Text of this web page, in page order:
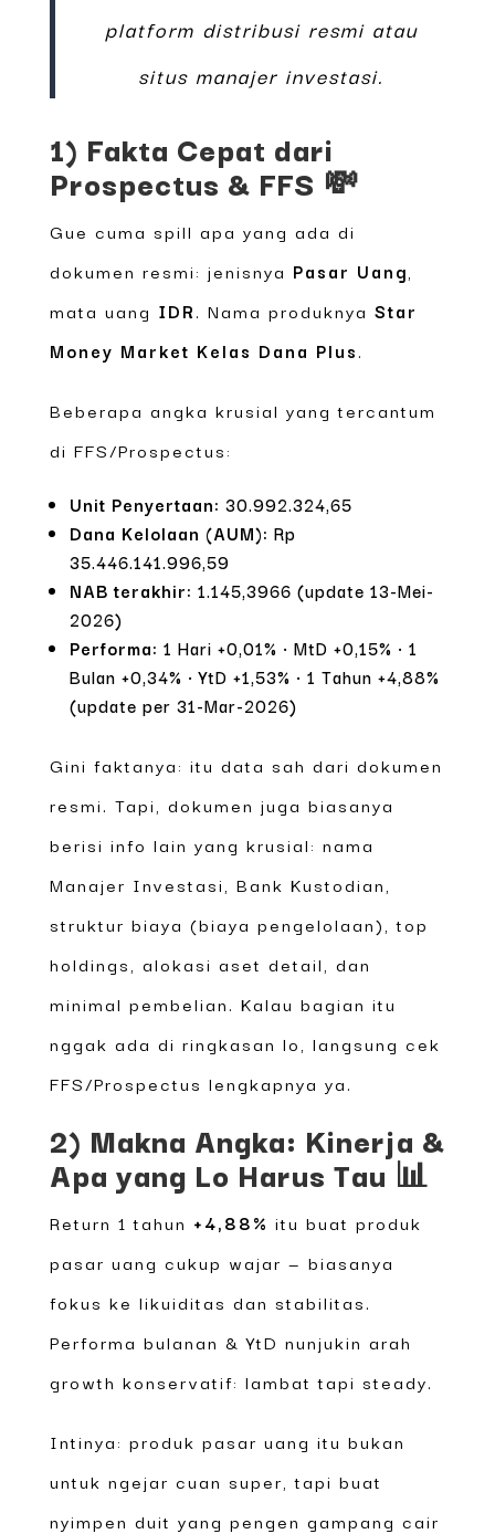
platform distribusi resmi atau
situs manajer investasi.
1) Fakta Cepat dari
Prospectus & FFS 💸
Gue cuma spill apa yang ada di
dokumen resmi: jenisnya Pasar Uang
mata uang IDR. Nama produknya Star
Money Market Kelas Dana Plus.
Beberapa angka krusial yang tercantum
di FFS/Prospectus:
Unit Penyertaan: 30.992.324,65
Dana Kelolaan (AUM): Rp
35.446.141.996,59
NAB terakhir: 1.145,3966 (update 13-Mei-
2026)
Performa: 1 Hari +0,01% · MtD +0,15% · 1
Bulan +0,34% · YtD +1,53% · 1 Tahun +4,88%
(update per 31-Mar-2026)
Gini faktanya: itu data sah dari dokumen
resmi. Tapi, dokumen juga biasanya
berisi info lain yang krusial: nama
Manajer Investasi, Bank Kustodian,
struktur biaya (biaya pengelolaan), top
holdings, alokasi aset detail, dan
minimal pembelian. Kalau bagian itu
nggak ada di ringkasan lo, langsung cek
FFS/Prospectus lengkapnya ya.
2) Makna Angka: Kinerja &
Apa yang Lo Harus Tau 📊
Return 1 tahun +4,88% itu buat produk
pasar uang cukup wajar — biasanya
fokus ke likuiditas dan stabilitas.
Performa bulanan & YtD nunjukin arah
growth konservatif: lambat tapi steady.
Intinya: produk pasar uang itu bukan
untuk ngejar cuan super, tapi buat
nyimpen duit yang pengen gampang cair